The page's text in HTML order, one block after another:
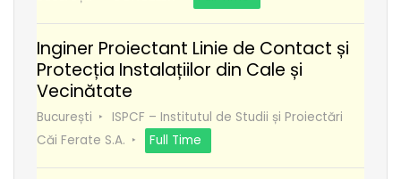
Inginer Proiectant Linie de Contact și
Protecția Instalațiilor din Cale și
Vecinătate
București
ISPCF – Institutul de Studii și Proiectări
Căi Ferate S.A.
Full Time